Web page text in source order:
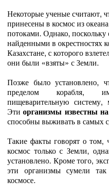
Некоторые ученые считают,
принесены в космос из
потоками. Однако,
найденными в окрестностях
Казахстане, с которого
они были «взяты» с Земли.
Позже было установлено,
пределом корабля,
пищеварительную
Эти организмы известны
способны выживать в самых
Такие факты говорят о том,
космос только с Земли,
установлено. Кроме того,
эти организмы сумели
космосе.